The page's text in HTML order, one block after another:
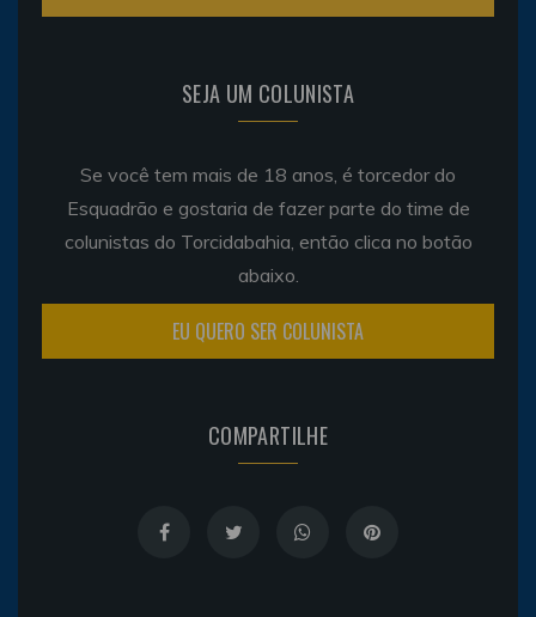
SEJA UM COLUNISTA
Se você tem mais de 18 anos, é torcedor do
Esquadrão e gostaria de fazer parte do time de
colunistas do Torcidabahia, então clica no botão
abaixo.
EU QUERO SER COLUNISTA
COMPARTILHE